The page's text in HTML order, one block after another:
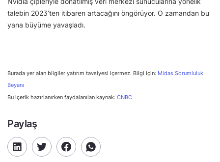
talebin 2023’ten itibaren artacağını öngörüyor. O zamandan bu
yana büyüme yavaşladı.
Burada yer alan bilgiler yatırım tavsiyesi içermez. Bilgi için: Midas Sorumluluk
Beyanı
Bu içerik hazırlanırken faydalanılan kaynak: CNBC
Paylaş